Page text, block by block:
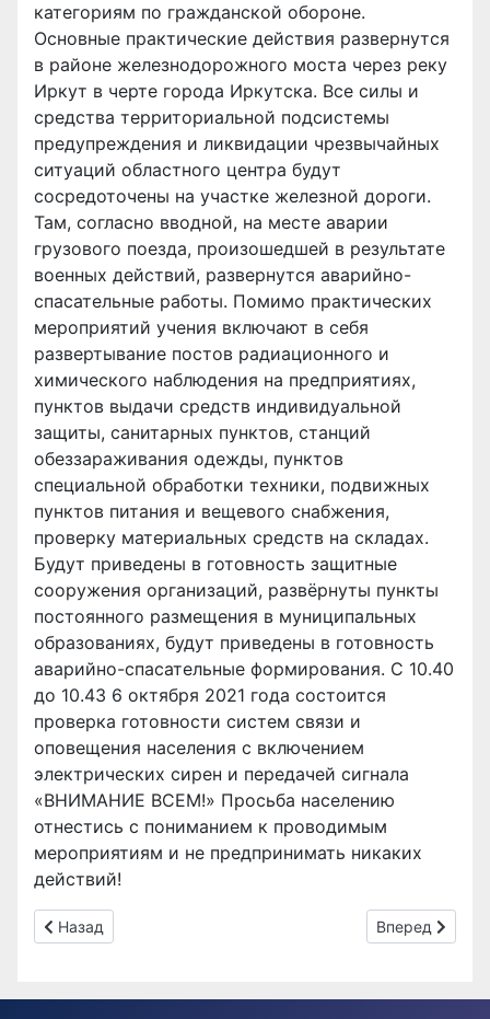
категориям по гражданской обороне.
Основные практические действия развернутся
в районе железнодорожного моста через реку
Иркут в черте города Иркутска. Все силы и
средства территориальной подсистемы
предупреждения и ликвидации чрезвычайных
ситуаций областного центра будут
сосредоточены на участке железной дороги.
Там, согласно вводной, на месте аварии
грузового поезда, произошедшей в результате
военных действий, развернутся аварийно-
спасательные работы. Помимо практических
мероприятий учения включают в себя
развертывание постов радиационного и
химического наблюдения на предприятиях,
пунктов выдачи средств индивидуальной
защиты, санитарных пунктов, станций
обеззараживания одежды, пунктов
специальной обработки техники, подвижных
пунктов питания и вещевого снабжения,
проверку материальных средств на складах.
Будут приведены в готовность защитные
сооружения организаций, развёрнуты пункты
постоянного размещения в муниципальных
образованиях, будут приведены в готовность
аварийно-спасательные формирования. С 10.40
до 10.43 6 октября 2021 года состоится
проверка готовности систем связи и
оповещения населения с включением
электрических сирен и передачей сигнала
«ВНИМАНИЕ ВСЕМ!» Просьба населению
отнестись с пониманием к проводимым
мероприятиям и не предпринимать никаких
действий!
Предыдущий: Проведены занятия на базе ДК
Назад Следующий:
Вперед